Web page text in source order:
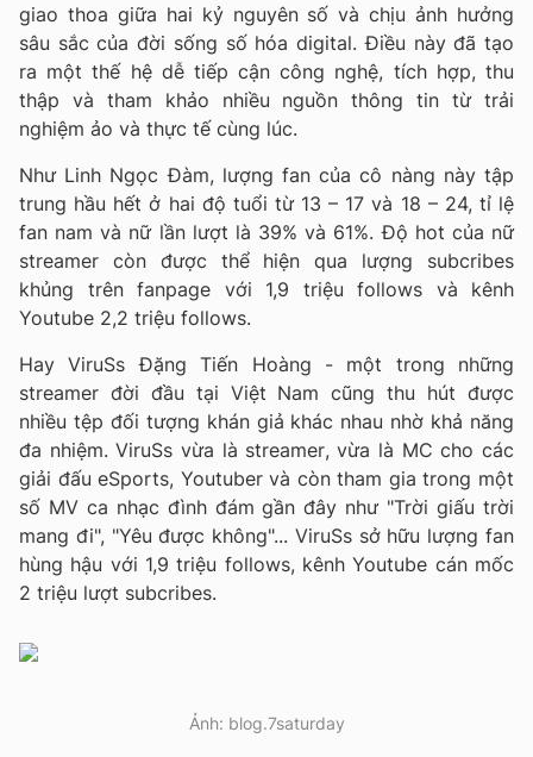
giao thoa giữa hai kỷ nguyên số và chịu ảnh hưởng
sâu sắc của đời sống số hóa digital. Điều này đã tạo
ra một thế hệ dễ tiếp cận công nghệ, tích hợp, thu
thập và tham khảo nhiều nguồn thông tin từ trải
nghiệm ảo và thực tế cùng lúc.
Như Linh Ngọc Đàm, lượng fan của cô nàng này tập
trung hầu hết ở hai độ tuổi từ 13 – 17 và 18 – 24, tỉ lệ
fan nam và nữ lần lượt là 39% và 61%. Độ hot của nữ
streamer còn được thể hiện qua lượng subcribes
khủng trên fanpage với 1,9 triệu follows và kênh
Youtube 2,2 triệu follows.
Hay ViruSs Đặng Tiến Hoàng - một trong những
streamer đời đầu tại Việt Nam cũng thu hút được
nhiều tệp đối tượng khán giả khác nhau nhờ khả năng
đa nhiệm. ViruSs vừa là streamer, vừa là MC cho các
giải đấu eSports, Youtuber và còn tham gia trong một
số MV ca nhạc đình đám gần đây như "Trời giấu trời
mang đi", "Yêu được không"... ViruSs sở hữu lượng fan
hùng hậu với 1,9 triệu follows, kênh Youtube cán mốc
2 triệu lượt subcribes.
Ảnh: blog.7saturday